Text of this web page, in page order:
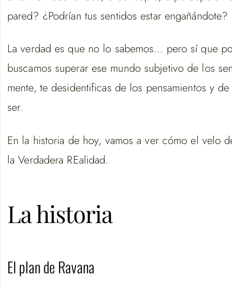
pared? ¿Podrían tus sentidos estar engañándote?
La verdad es que no lo sabemos… pero sí que
buscamos superar ese mundo subjetivo de los
mente, te desidentificas de los pensamientos y
ser.
En la historia de hoy, vamos a ver cómo el velo
la Verdadera REalidad.
La historia
El plan de Ravana